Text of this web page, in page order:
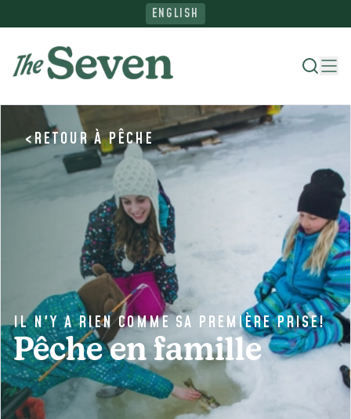
ENGLISH
Où séjourner
Quoi faire
Parcourez le Nord
Planifiez votre voyage
MÉDIAS POUR LES ENTREPRISES
TOURISTIQUES
<RETOUR À PÊCHE
IL N'Y A RIEN COMME SA PREMIÈRE PRISE!
Pêche en famille